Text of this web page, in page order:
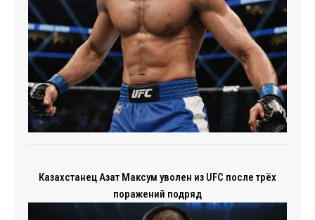
Казахстанец Азат Максум уволен из UFC после трёх
поражений подряд